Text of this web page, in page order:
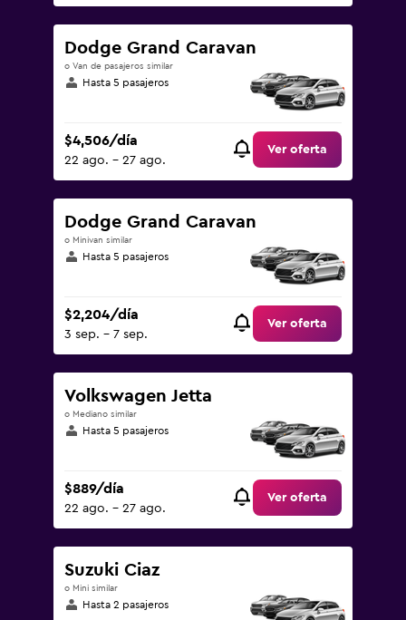
Dodge Grand Caravan
o Van de pasajeros similar
Hasta 5 pasajeros
$4,506/día
22 ago. - 27 ago.
Ver oferta
Dodge Grand Caravan
o Minivan similar
Hasta 5 pasajeros
$2,204/día
3 sep. - 7 sep.
Ver oferta
Volkswagen Jetta
o Mediano similar
Hasta 5 pasajeros
$889/día
22 ago. - 27 ago.
Ver oferta
Suzuki Ciaz
o Mini similar
Hasta 2 pasajeros